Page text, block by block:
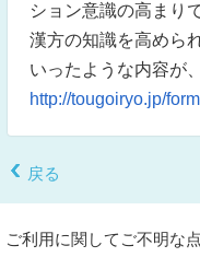
ション意識の高まり
漢方の知識を高めら
いったような内容が
http://tougoiryo.jp/
戻る
ご利用に関してご不明な